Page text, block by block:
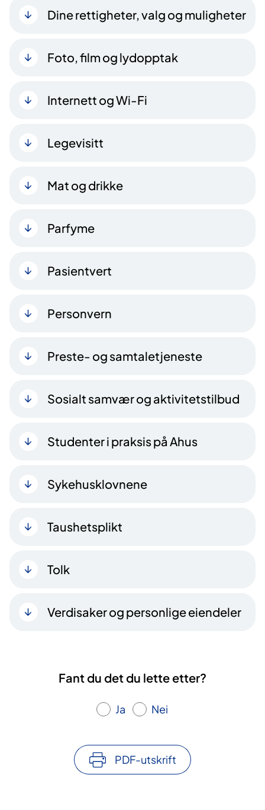
Dine rettigheter, valg og muligheter
Foto, film og lydopptak
Internett og Wi-Fi
Legevisitt
Mat og drikke
Parfyme
Pasientvert
Personvern
Preste- og samtaletjeneste
Sosialt samvær og aktivitetstilbud
Studenter i praksis på Ahus
Sykehusklovnene
Taushetsplikt
Tolk
Verdisaker og personlige eiendeler
Fant du det du lette etter?
Ja Nei
PDF-utskrift